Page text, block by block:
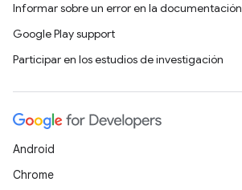
Informar sobre un error en la documentación
Google Play support
Participar en los estudios de investigación
Android
Chrome